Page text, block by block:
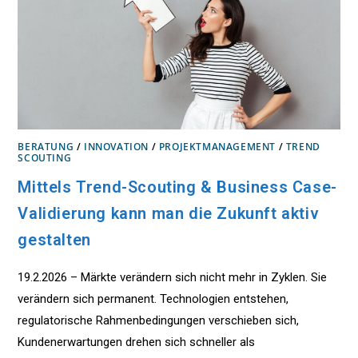
BERATUNG / INNOVATION / PROJEKTMANAGEMENT / TREND
SCOUTING
Mittels Trend-Scouting & Business Case-
Validierung kann man die Zukunft aktiv
gestalten
19.2.2026 – Märkte verändern sich nicht mehr in Zyklen. Sie
verändern sich permanent. Technologien entstehen,
regulatorische Rahmenbedingungen verschieben sich,
Kundenerwartungen drehen sich schneller als